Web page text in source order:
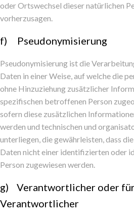
oder Ortswechsel dieser natürlichen
vorherzusagen.
f) Pseudonymisierung
Pseudonymisierung ist die
Daten in einer Weise, auf welche die
ohne Hinzuziehung zusätzlicher
spezifischen betroffenen Person
sofern diese zusätzlichen
werden und technischen und
unterliegen, die gewährleisten, dass
Daten nicht einer identifizierten oder
Person zugewiesen werden.
g) Verantwortlicher oder
Verantwortlicher